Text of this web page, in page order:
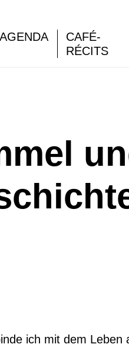
AGENDA
CAFÉ-
RÉCITS
ich mit dem Leben